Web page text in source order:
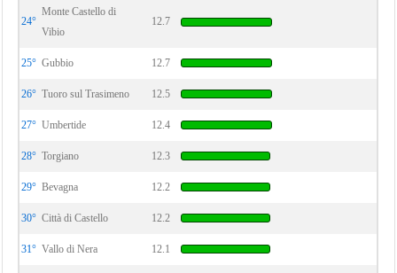
24°
Monte Castello di
Vibio
12.7
25° Gubbio 12.7
26° Tuoro sul Trasimeno 12.5
27° Umbertide 12.4
28° Torgiano 12.3
29° Bevagna 12.2
30° Città di Castello 12.2
31° Vallo di Nera 12.1